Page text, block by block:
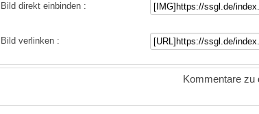
Bild direkt einbinden :
Bild verlinken :
Kommentare zu